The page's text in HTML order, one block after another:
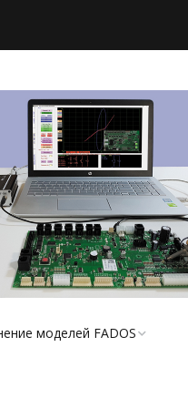
моделей FADOS